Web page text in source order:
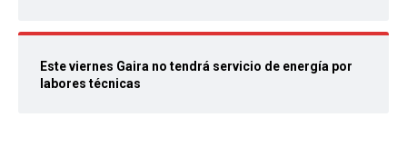
Este viernes Gaira no tendrá servicio de energía por
labores técnicas